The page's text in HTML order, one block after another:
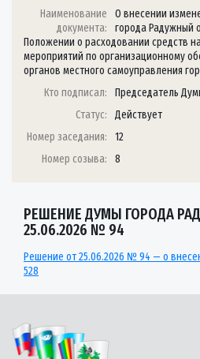
Наименование
документа:
О внесении
города Радужный
Положении о расходовании средств
мероприятий по организационному
органов местного самоуправления
Кто подписал:
Председатель
Статус:
Действует
Номер заседания:
12
Номер созыва:
8
РЕШЕНИЕ ДУМЫ ГОРОДА
25.06.2026 № 94
Решение от 25.06.2026 № 94 — о
528